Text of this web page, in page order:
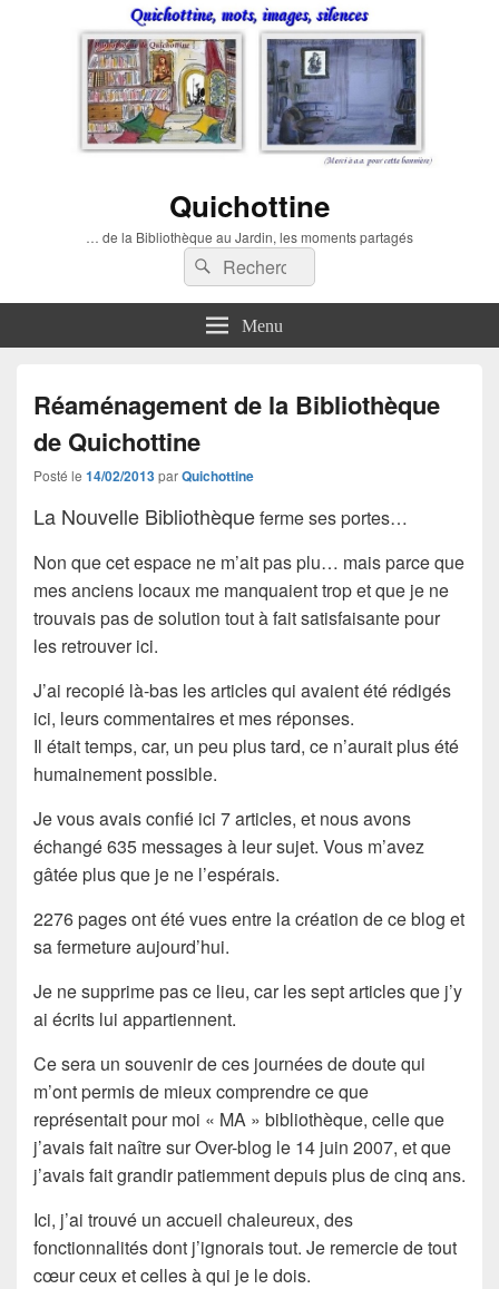
Quichottine
… de la Bibliothèque au Jardin, les moments partagés
Recherche :
Rechercher
Menu
Réaménagement de la Bibliothèque
de Quichottine
Posté le 14/02/2013parQuichottine
La Nouvelle Bibliothèqueferme ses portes…
Non que cet espace ne m’ait pas plu… mais parce que
mes anciens locaux me manquaient trop et que je ne
trouvais pas de solution tout à fait satisfaisante pour
les retrouver ici.
J’ai recopié là-bas les articles qui avaient été rédigés
ici, leurs commentaires et mes réponses.
Il était temps, car, un peu plus tard, ce n’aurait plus été
humainement possible.
Je vous avais confié ici 7 articles, et nous avons
échangé 635 messages à leur sujet. Vous m’avez
gâtée plus que je ne l’espérais.
2276 pages ont été vues entre la création de ce blog et
sa fermeture aujourd’hui.
Je ne supprime pas ce lieu, car les sept articles que j’y
ai écrits lui appartiennent.
Ce sera un souvenir de ces journées de doute qui
m’ont permis de mieux comprendre ce que
représentait pour moi « MA » bibliothèque, celle que
j’avais fait naître sur Over-blog le 14 juin 2007, et que
j’avais fait grandir patiemment depuis plus de cinq ans.
Ici, j’ai trouvé un accueil chaleureux, des
fonctionnalités dont j’ignorais tout. Je remercie de tout
cœur ceux et celles à qui je le dois.